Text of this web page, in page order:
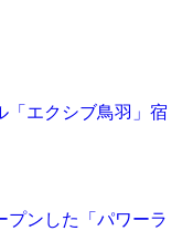
「エクシブ鳥羽」宿
プンした「パワーラ